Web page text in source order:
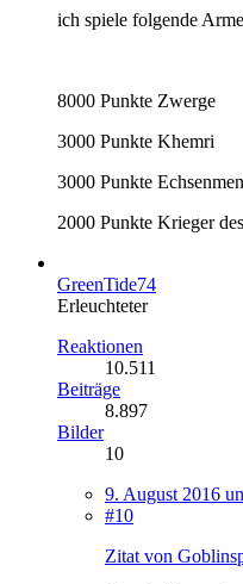
ich spiele folgende
8000 Punkte Zwerge
3000 Punkte Khemri
3000 Punkte
2000 Punkte Krieger
GreenTide74
Erleuchteter
Reaktionen
10.511
Beiträge
8.897
Bilder
10
9. August 2016
#10
Zitat von